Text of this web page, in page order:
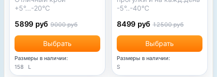
+5°...-20°С
Выбрать
5899 руб 9000 руб
Размеры в наличии:
158
L
-5°..-40°С
Выбрать
8499 руб 12500 руб
Размеры в наличии:
S